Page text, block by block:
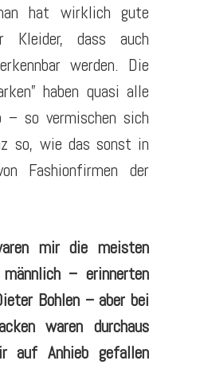
hat wirklich gute
Kleider, dass auch
werden. Die
haben quasi alle
– so vermischen sich
so, wie das sonst in
Fashionfirmen der
mir die meisten
– erinnerten
Bohlen – aber bei
waren durchaus
auf Anhieb gefallen